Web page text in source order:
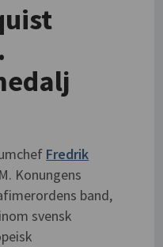
Fredrik
Konungens
band,
svensk